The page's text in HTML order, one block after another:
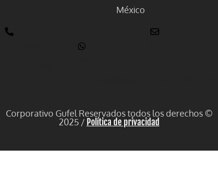
México
Corporativo Gufel Reservados todos los derechos ©
2025 / Política de privacidad